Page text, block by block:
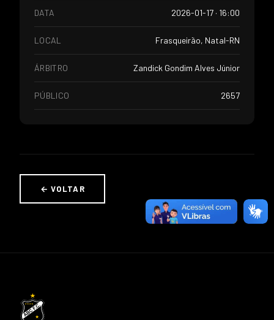
DATA 2026-01-17 · 16:00
LOCAL Frasqueirão, Natal-RN
ÁRBITRO Zandick Gondim Alves Júnior
PÚBLICO 2657
← VOLTAR